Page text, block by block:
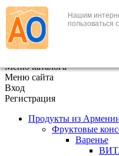
Нашим
пользоваться
+7 (495) 646-888-1
В корзине 0
Меню каталога
Меню сайта
Вход
Регистрация
Продукты из
Фруктовые
Варенье